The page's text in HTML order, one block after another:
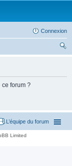
Connexion
ce forum ?
L’équipe du forum
Limited